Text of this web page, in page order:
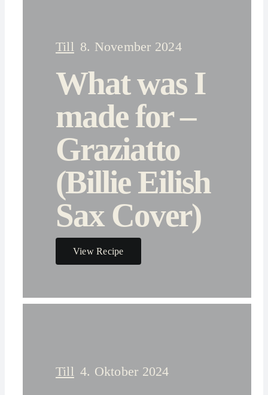
Till 8. November 2024
What was I
made for –
Graziatto
(Billie Eilish
Sax Cover)
View Recipe
Till 4. Oktober 2024